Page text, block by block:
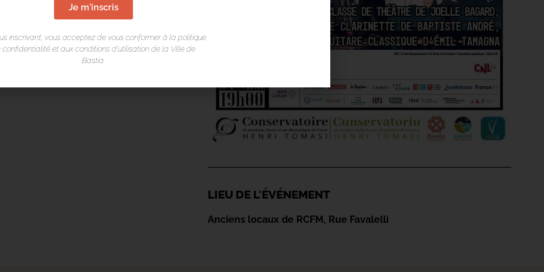
LIEU DE L'ÉVÉNEMENT
Anciens locaux de RCFM, Rue Favalelli
Je m'inscris
inscrivant, vous acceptez de vous conformer à la politique
confidentialité et aux conditions d’utilisation de la Ville de
Bastia.